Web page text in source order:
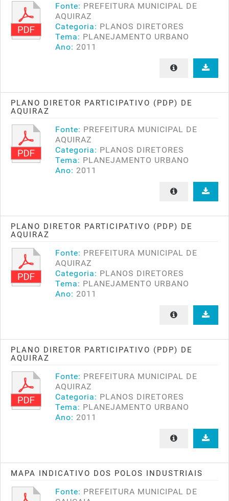
Fonte: PREFEITURA MUNICIPAL DE
AQUIRAZ
Categoria: PLANOS DIRETORES
Tema: PLANEJAMENTO URBANO
Ano: 2011
PLANO DIRETOR PARTICIPATIVO (PDP) DE
AQUIRAZ
Fonte: PREFEITURA MUNICIPAL DE
AQUIRAZ
Categoria: PLANOS DIRETORES
Tema: PLANEJAMENTO URBANO
Ano: 2011
PLANO DIRETOR PARTICIPATIVO (PDP) DE
AQUIRAZ
Fonte: PREFEITURA MUNICIPAL DE
AQUIRAZ
Categoria: PLANOS DIRETORES
Tema: PLANEJAMENTO URBANO
Ano: 2011
PLANO DIRETOR PARTICIPATIVO (PDP) DE
AQUIRAZ
Fonte: PREFEITURA MUNICIPAL DE
AQUIRAZ
Categoria: PLANOS DIRETORES
Tema: PLANEJAMENTO URBANO
Ano: 2011
MAPA INDICATIVO DOS POLOS INDUSTRIAIS
Fonte: PREFEITURA MUNICIPAL DE